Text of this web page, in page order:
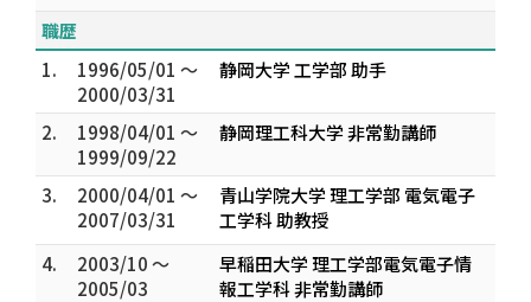
職歴
1.
1996/05/01 ～
2000/03/31
静岡大学 工学部 助手
2.
1998/04/01 ～
1999/09/22
静岡理工科大学 非常勤講師
3.
2000/04/01 ～
2007/03/31
青山学院大学 理工学部 電気電子
工学科 助教授
4.
2003/10 ～
2005/03
早稲田大学 理工学部電気電子情
報工学科 非常勤講師